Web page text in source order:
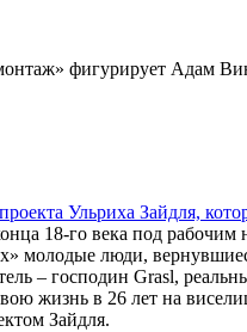
фигурирует Адам
Ульриха Зайдля,
18-го века под рабочим
молодые люди,
– господин Grasl,
жизнь в 26 лет на
Зайдля.